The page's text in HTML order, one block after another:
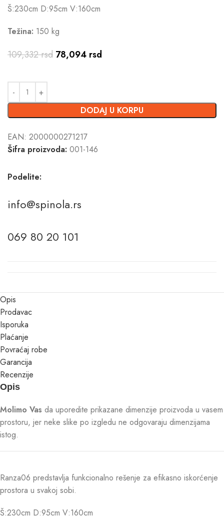
Š:230cm D:95cm V:160cm
Težina: 150 kg
109,332rsd 78,094 rsd
DODAJ U KORPU
EAN: 2000000271217
Šifra proizvoda: 001-146
Podelite:
info@spinola.rs
069 80 20 101
Opis
Prodavac
Isporuka
Plaćanje
Povraćaj robe
Garancija
Recenzije
Opis
Molimo Vas da uporedite prikazane dimenzije proizvoda u vasem
prostoru, jer neke slike po izgledu ne odgovaraju dimenzijama
istog.
Ranza06 predstavlja funkcionalno rešenje za efikasno iskorćenje
prostora u svakoj sobi.
Š:230cm D:95cm V:160cm